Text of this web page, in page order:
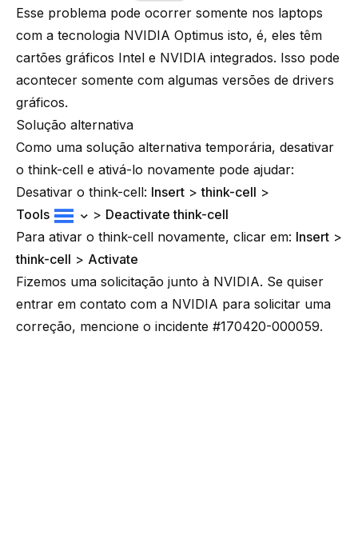
Esse problema pode ocorrer somente nos laptops
com a tecnologia NVIDIA Optimus isto, é, eles têm
cartões gráficos Intel e NVIDIA integrados. Isso pode
acontecer somente com algumas versões de drivers
gráficos.
Solução alternativa
Como uma solução alternativa temporária, desativar
o think-cell e ativá-lo novamente pode ajudar:
Desativar o think-cell: Insert >think-cell >
Tools
> Deactivate think-cell
Para ativar o think-cell novamente, clicar em: Insert >
think-cell > Activate
Fizemos uma solicitação junto à NVIDIA. Se quiser
entrar em contato com a NVIDIA para solicitar uma
correção, mencione o incidente #170420-000059.